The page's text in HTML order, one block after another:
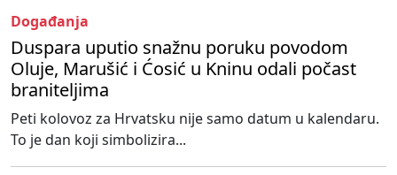
Događanja
Duspara uputio snažnu poruku povodom
Oluje, Marušić i Ćosić u Kninu odali počast
braniteljima
Peti kolovoz za Hrvatsku nije samo datum u kalendaru.
To je dan koji simbolizira...